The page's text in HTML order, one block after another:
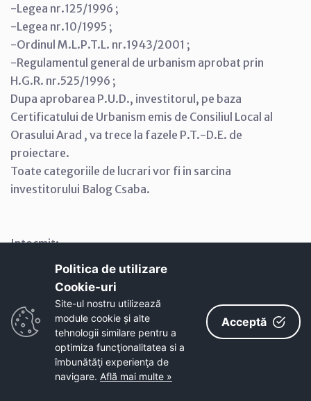
-Legea nr.125/1996 ;
-Legea nr.10/1995 ;
-Ordinul M.L.P.T.L. nr.1943/2001 ;
-Regulamentul general de urbanism aprobat prin
H.G.R. nr.525/1996 ;
Dupa aprobarea P.U.D., investitorul, pe baza
Certificatului de Urbanism emis de Consiliul Local al
Orasului Arad , va trece la fazele P.T.-D.E. de
proiectare.
Toate categoriile de lucrari vor fi in sarcina
investitorului Balog Csaba.
Intocmit:
Arhitectura : arh.Varkonyi Zoltan
Instalatii sanitare : teh. Veronica Ferenti
Instalatii electrice :ing.Bendulescu Daniel
Gaze :ing.Begov Francisc
Politica de utilizare
Cookie-uri‎
Site-ul nostru utilizează
module cookie și alte
tehnologii similare pentru a
optimiza funcţionalitatea si a
îmbunătăţi experienţa de
navigare. Află mai multe »
Acceptă